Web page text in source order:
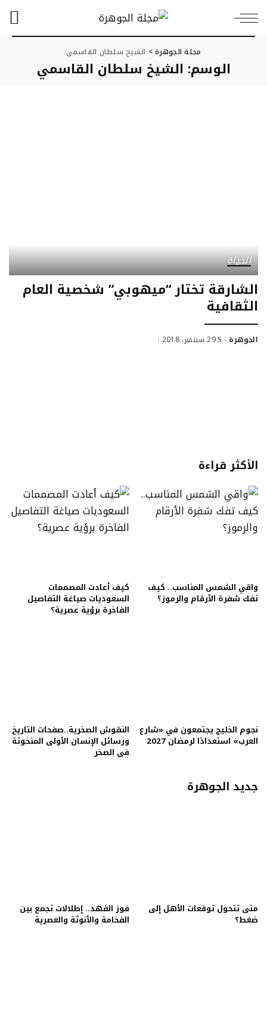
مجلة الجوهرة> الشيخ سلطان القاسمي
الوسم: الشيخ سلطان القاسمي
الحياة
الشارقة تختار “ميهوبي” شخصية العام
الثقافية
الجوهرة 29 سبتمبر، 2018
الأكثر قراءة
واقي الشمس المناسب.. كيف
تفك شفرة الأرقام والرموز؟
كيف أعادت المصممات
السعوديات صياغة التفاصيل
الفاخرة برؤية عصرية؟
نجوم الخليج يجتمعون في «شارع
العرب» استعدادًا لرمضان 2027
النقوش الصخرية..صفحات التاريخ
ورسائل الإنسان الأولى المنحوتة
في الصخر
جديد الجوهرة
متى تتحول توقعات الأهل إلى
ضغط؟
فوز الفهد.. إطلالات تجمع بين
الفخامة والأنوثة والعصرية